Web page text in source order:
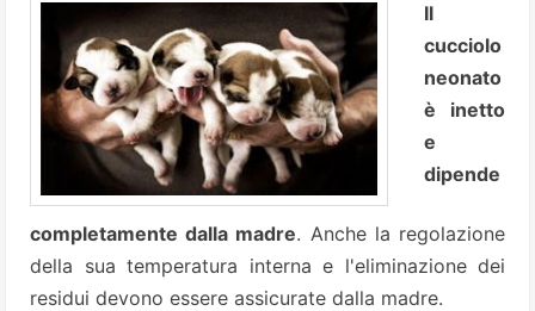
Il
cucciolo
neonato
è inetto
e
dipende
completamente dalla madre. Anche la regolazione
della sua temperatura interna e l'eliminazione dei
residui devono essere assicurate dalla madre.